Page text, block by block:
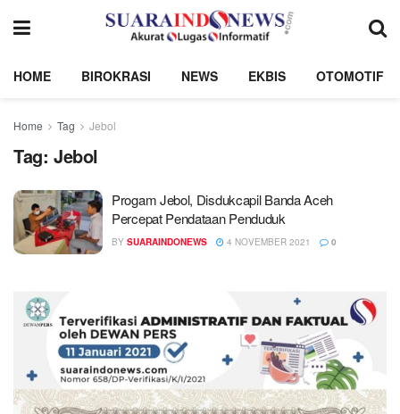
HOME BIROKRASI NEWS EKBIS OTOMOTIF
Home Tag Jebol
Tag: Jebol
Progam Jebol, Disdukcapil Banda Aceh
Percepat Pendataan Penduduk
BY SUARAINDONEWS 4 NOVEMBER 2021 0